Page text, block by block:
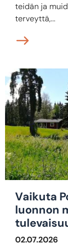
teidän ja
terveyttä,...
Vaikuta
luonnon
02.07.2026